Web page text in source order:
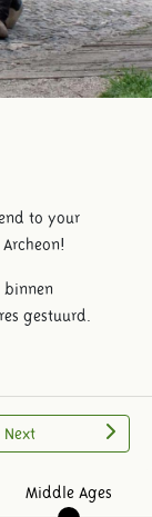
to your
binnen
gestuurd.
Next
Middle Ages